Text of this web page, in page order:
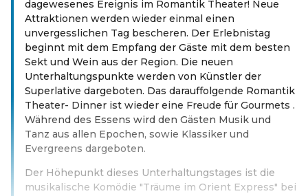
dagewesenes Ereignis im Romantik Theater! Neue
Attraktionen werden wieder einmal einen
unvergesslichen Tag bescheren. Der Erlebnistag
beginnt mit dem Empfang der Gäste mit dem besten
Sekt und Wein aus der Region. Die neuen
Unterhaltungspunkte werden von Künstler der
Superlative dargeboten. Das darauffolgende Romantik
Theater- Dinner ist wieder eine Freude für Gourmets .
Während des Essens wird den Gästen Musik und
Tanz aus allen Epochen, sowie Klassiker und
Evergreens dargeboten.
Der Höhepunkt dieses Unterhaltungstages ist die
musikalische Komödie "Träume im Orient Express" bei